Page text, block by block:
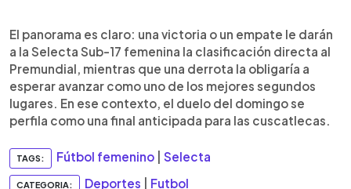
El panorama es claro: una victoria o un empate le darán
a la Selecta Sub-17 femenina la clasificación directa al
Premundial, mientras que una derrota la obligaría a
esperar avanzar como uno de los mejores segundos
lugares. En ese contexto, el duelo del domingo se
perfila como una final anticipada para las cuscatlecas.
TAGS: Fútbol femenino Selecta
CATEGORIA: Deportes Futbol